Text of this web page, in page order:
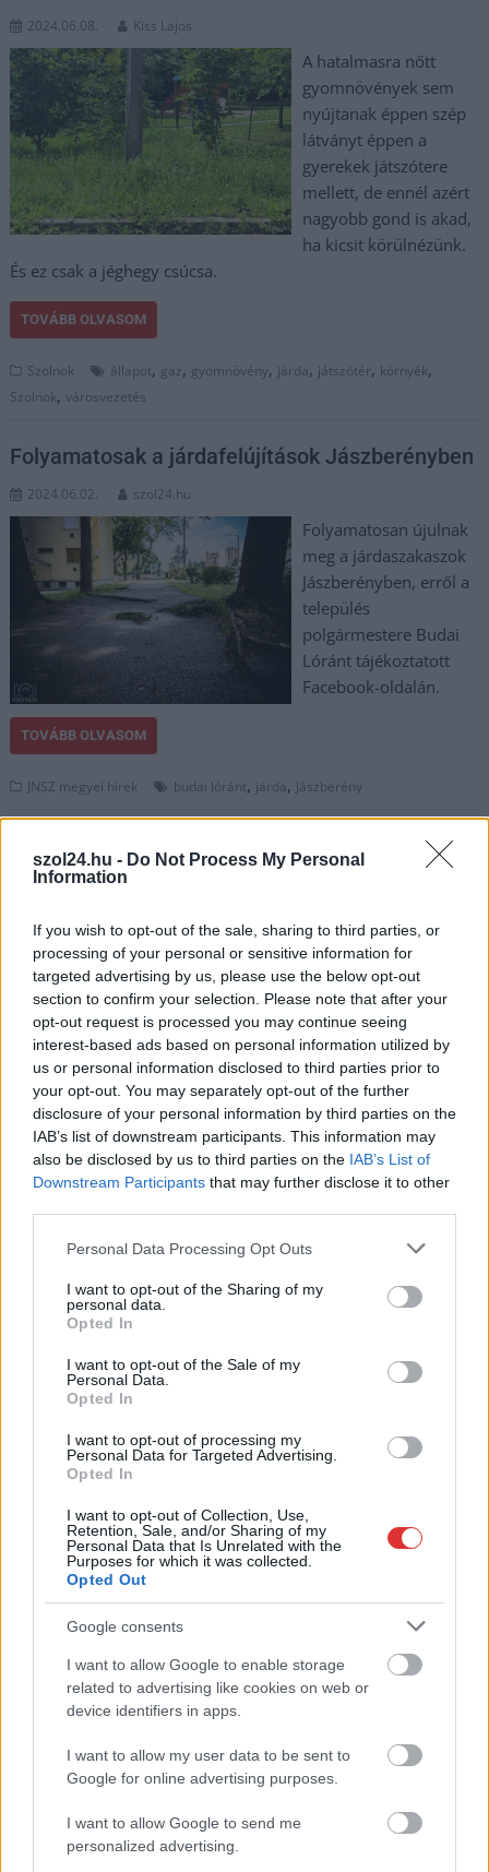
szol24.hu - Do Not Process My Personal
Information
If you wish to opt-out of the sale, sharing to third parties, or
processing of your personal or sensitive information for
targeted advertising by us, please use the below opt-out
section to confirm your selection. Please note that after your
opt-out request is processed you may continue seeing
interest-based ads based on personal information utilized by
us or personal information disclosed to third parties prior to
your opt-out. You may separately opt-out of the further
disclosure of your personal information by third parties on the
IAB’s list of downstream participants. This information may
also be disclosed by us to third parties on the IAB’s List of
Downstream Participants that may further disclose it to other
Please note that this website/app uses one or more Google
not limited to your visit or usage behaviour. You may click to
grant or deny consent to Google and its third-party tags to
use your data for below specified purposes in below Google
consent section.
Personal Data Processing Opt Outs
I want to opt-out of the Sharing of my
personal data.
Opted In
I want to opt-out of the Sale of my
Personal Data.
Opted In
I want to opt-out of processing my
Personal Data for Targeted Advertising.
Opted In
I want to opt-out of Collection, Use,
Retention, Sale, and/or Sharing of my
Personal Data that Is Unrelated with the
Purposes for which it was collected.
Opted Out
Google consents
I want to allow Google to enable storage
related to advertising like cookies on web or
device identifiers in apps.
I want to allow my user data to be sent to
Google for online advertising purposes.
I want to allow Google to send me
personalized advertising.
2024.06.08. Kiss Lajos
A hatalmasra nőtt
gyomnövények sem
nyújtanak éppen szép
látványt éppen a
gyerekek játszótere
mellett, de ennél azért
nagyobb gond is akad,
ha kicsit körülnézünk.
És ez csak a jéghegy csúcsa.
TOVÁBB OLVASOM
Szolnok állapot, gaz, gyomnövény, járda, játszótér, környék,
Szolnok,városvezetés
Folyamatosak a járdafelújítások Jászberényben
2024.06.02. szol24.hu
Folyamatosan újulnak
meg a járdaszakaszok
Jászberényben, erről a
település
polgármestere Budai
Lóránt tájékoztatott
Facebook-oldalán.
TOVÁBB OLVASOM
JNSZ megyei hírek budai lóránt, járda, Jászberény
Szolnokon nemcsak az úttestek, de a járdák is
rendkívül elhanyagoltak és balesetveszélyesek
Szinte bármelyik
irányba indulunk el,
előbb-utóbb
betévedünk egy olyan
utcába, ahol a járda
gyalogos közlekedésre
is alig-alig alkalmas,
kerekesszékkel,
babakocsival pedig megugorhatatlan akadály. Szolnok sajnos
ebben a tekintetben sem jeleskedik.
Szolnok babakocsi balesetveszélyes
úttest,városvezetés
Elkészült a járda a jászberényi Szentkúti téri
templomkertben
Jó hírről számolt be
Jászberény
polgármestere, az
elmúlt héten
található járda felújítása.
TOVÁBB OLVASOM
JNSZ megyei hírek járda,Jászberény,templom
Egy jó és egy rossz hír a szolnoki útépítésekről